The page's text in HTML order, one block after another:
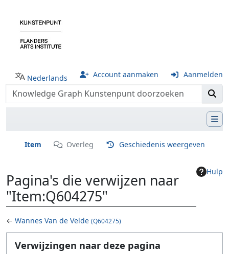
Nederlands Account aanmaken Aanmelden
Item Overleg Geschiedenis weergeven
Hulp
Pagina's die verwijzen naar
"Item:Q604275"
← Wannes Van de Velde (Q604275)
Ga naar:navigatie,zoeken
Verwijzingen naar deze pagina